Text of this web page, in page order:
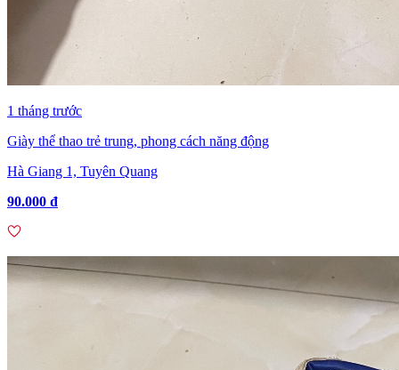
1 tháng trước
Giày thể thao trẻ trung, phong cách năng động
Hà Giang 1, Tuyên Quang
90.000 đ